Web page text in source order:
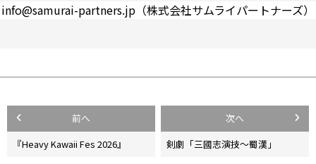
info@samurai-partners.jp（株式会社サムライパートナーズ）
投
稿
前へ
『Heavy Kawaii Fes 2026』
次へ
剣劇「三國志演技〜蜀漢」